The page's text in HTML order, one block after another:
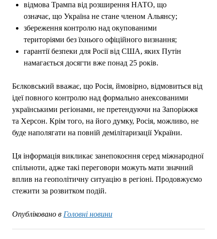
відмова Трампа від розширення НАТО, що
означає, що Україна не стане членом Альянсу;
збереження контролю над окупованими
територіями без їхнього офіційного визнання;
гарантії безпеки для Росії від США, яких Путін
намагається досягти вже понад 25 років.
Бєлковський вважає, що Росія, ймовірно, відмовиться від
ідеї повного контролю над формально анексованими
українськими регіонами, не претендуючи на Запоріжжя
та Херсон. Крім того, на його думку, Росія, можливо, не
буде наполягати на повній демілітаризації України.
Ця інформація викликає занепокоєння серед міжнародної
спільноти, адже такі переговори можуть мати значний
вплив на геополітичну ситуацію в регіоні. Продовжуємо
стежити за розвитком подій.
Опубліковано в Головні новини